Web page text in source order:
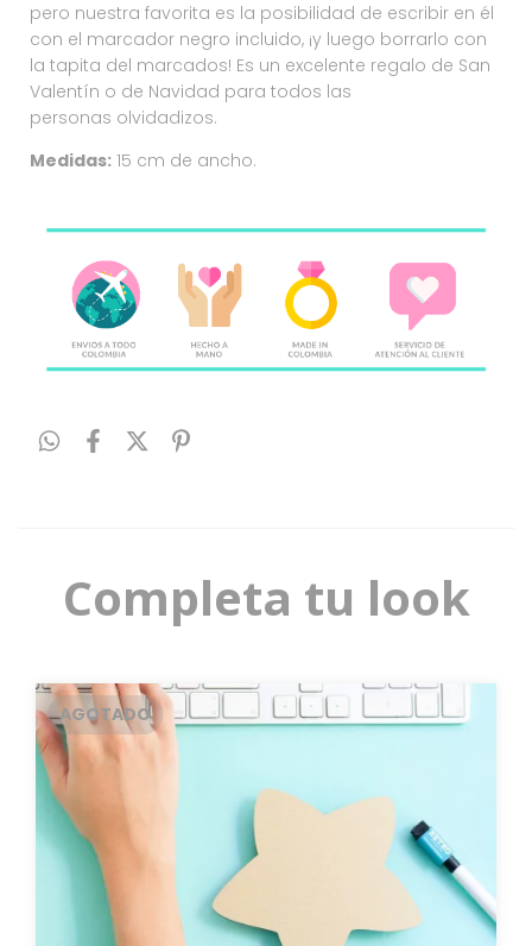
pero nuestra favorita es la posibilidad de escribir en él
con el marcador negro incluido, ¡y luego borrarlo con
la tapita del marcados! Es un excelente regalo de San
Valentín o de Navidad para todos las
personas olvidadizos.
Medidas: 15 cm de ancho.
Completa tu look
AGOTADO